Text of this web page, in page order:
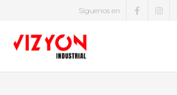
Síguenos en